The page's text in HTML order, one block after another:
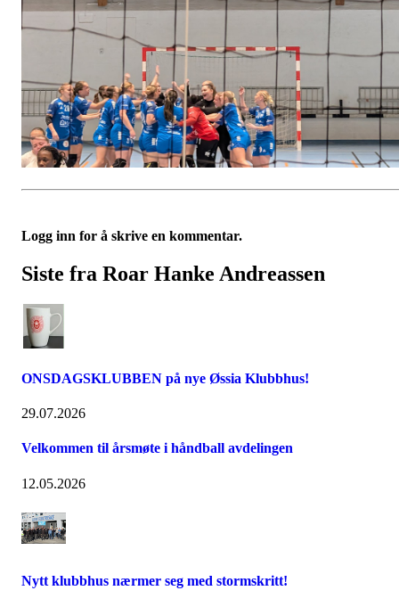
Logg inn for å skrive en kommentar.
Siste fra Roar Hanke Andreassen
ONSDAGSKLUBBEN på nye Øssia Klubbhus!
29.07.2026
Velkommen til årsmøte i håndball avdelingen
12.05.2026
Nytt klubbhus nærmer seg med stormskritt!